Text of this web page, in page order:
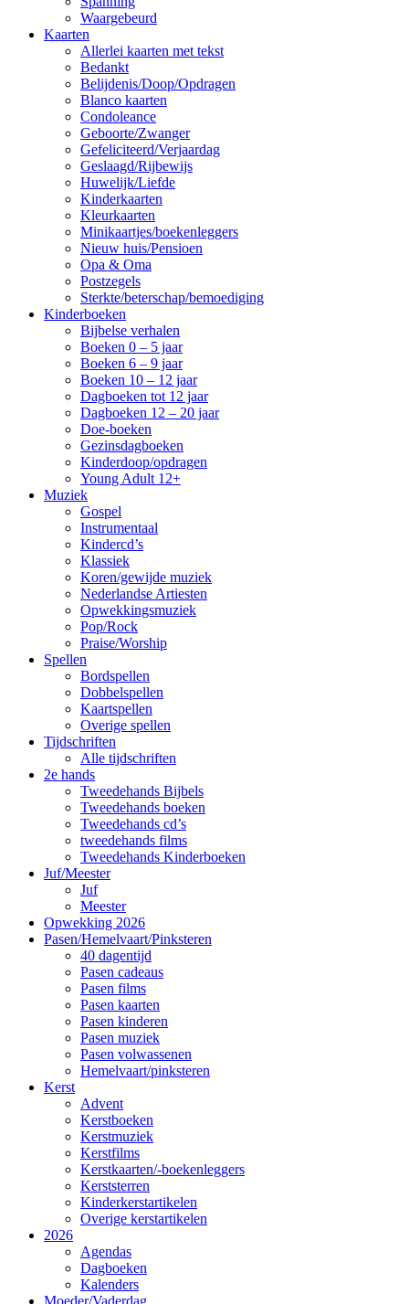
Waargebeurd
Kaarten
Allerlei kaarten met tekst
Bedankt
Belijdenis/Doop/Opdragen
Blanco kaarten
Condoleance
Geboorte/Zwanger
Gefeliciteerd/Verjaardag
Geslaagd/Rijbewijs
Huwelijk/Liefde
Kinderkaarten
Kleurkaarten
Minikaartjes/boekenleggers
Nieuw huis/Pensioen
Opa & Oma
Postzegels
Sterkte/beterschap/bemoediging
Kinderboeken
Bijbelse verhalen
Boeken 0 – 5 jaar
Boeken 6 – 9 jaar
Boeken 10 – 12 jaar
Dagboeken tot 12 jaar
Dagboeken 12 – 20 jaar
Doe-boeken
Gezinsdagboeken
Kinderdoop/opdragen
Young Adult 12+
Muziek
Gospel
Instrumentaal
Kindercd’s
Klassiek
Koren/gewijde muziek
Nederlandse Artiesten
Opwekkingsmuziek
Pop/Rock
Praise/Worship
Spellen
Bordspellen
Dobbelspellen
Kaartspellen
Overige spellen
Tijdschriften
Alle tijdschriften
2e hands
Tweedehands Bijbels
Tweedehands boeken
Tweedehands cd’s
tweedehands films
Tweedehands Kinderboeken
Juf/Meester
Juf
Meester
Opwekking 2026
Pasen/Hemelvaart/Pinksteren
40 dagentijd
Pasen cadeaus
Pasen films
Pasen kaarten
Pasen kinderen
Pasen muziek
Pasen volwassenen
Hemelvaart/pinksteren
Kerst
Advent
Kerstboeken
Kerstmuziek
Kerstfilms
Kerstkaarten/-boekenleggers
Kerststerren
Kinderkerstartikelen
Overige kerstartikelen
2026
Agendas
Dagboeken
Kalenders
Moeder/Vaderdag